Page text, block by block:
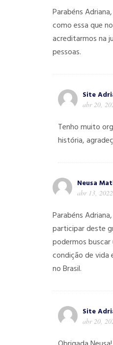
Parabéns
como essa que
acreditarmos na
pessoas.
Site
abr 20,
Tenho muito
história,
Neusa
abr 13, 2022
Parabéns
participar deste
podermos buscar
condição de vida
no Brasil.
Site
abr 20,